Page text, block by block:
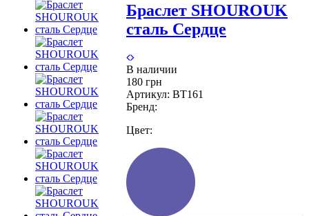
Браслет SHOUROUK
сталь Сердце
В наличии
180 грн
Артикул: BT161
Бренд:
Цвет: